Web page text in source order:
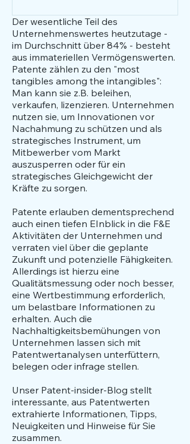
Der wesentliche Teil des
Unternehmenswertes heutzutage -
im Durchschnitt über 84% - besteht
aus immateriellen Vermögenswerten.
Patente zählen zu den "most
tangibles among the intangibles":
Man kann sie z.B. beleihen,
verkaufen, lizenzieren. Unternehmen
nutzen sie, um Innovationen vor
Nachahmung zu schützen und als
strategisches Instrument, um
Mitbewerber vom Markt
auszusperren oder für ein
strategisches Gleichgewicht der
Kräfte zu sorgen.
Patente erlauben dementsprechend
auch einen tiefen EInblick in die F&E
Aktivitäten der Unternehmen und
verraten viel über die geplante
Zukunft und potenzielle Fähigkeiten.
Allerdings ist hierzu eine
Qualitätsmessung oder noch besser,
eine Wertbestimmung erforderlich,
um belastbare Informationen zu
erhalten. Auch die
Nachhaltigkeitsbemühungen von
Unternehmen lassen sich mit
Patentwertanalysen unterfüttern,
belegen oder infrage stellen.
​Unser Patent-insider-Blog stellt
interessante, aus Patentwerten
extrahierte Informationen, Tipps,
Neuigkeiten und Hinweise für Sie
zusammen.